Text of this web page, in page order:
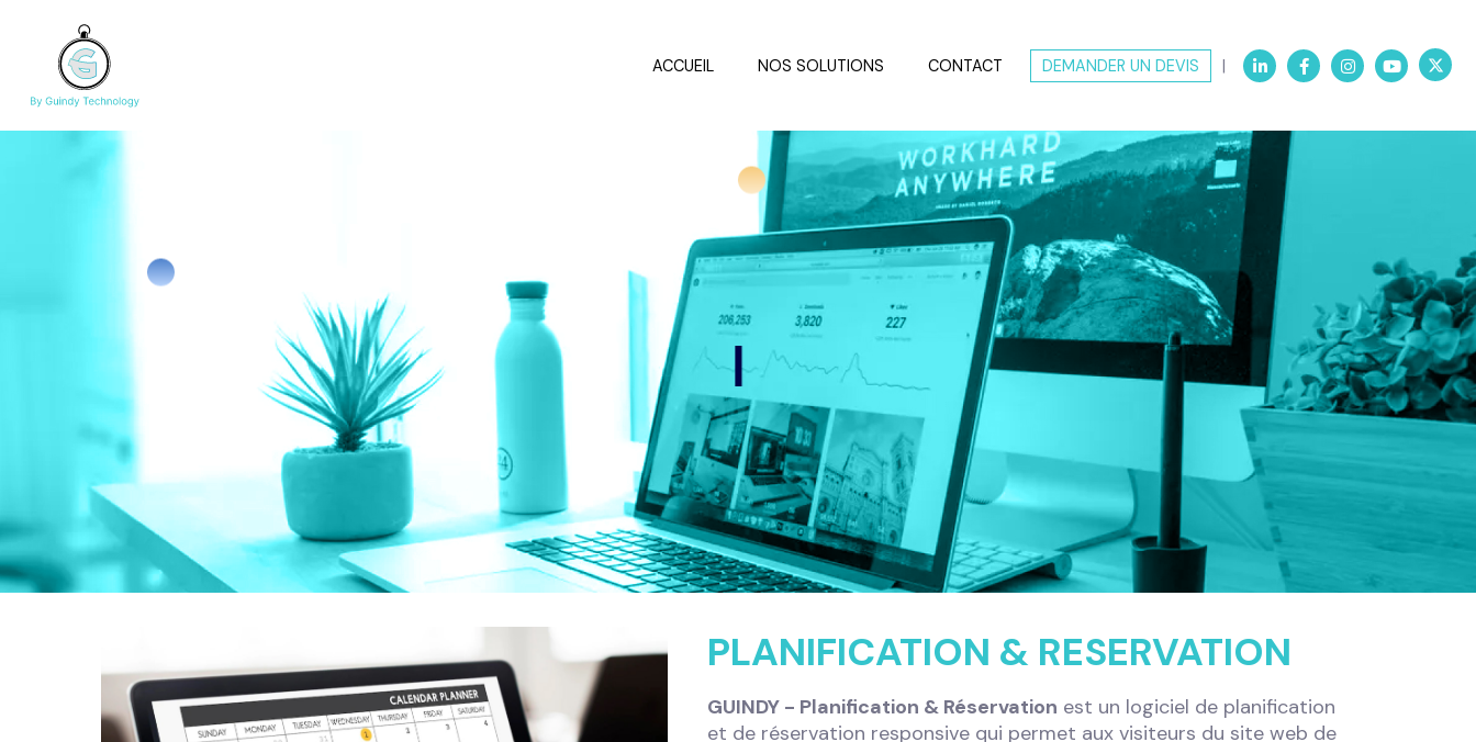
ACCUEIL NOS SOLUTIONS CONTACT DEMANDER UN DEVIS |
PLANIFICATION & RESERVATION
GUINDY - Planification & Réservation est un logiciel de planification
et de réservation responsive qui permet aux visiteurs du site web de